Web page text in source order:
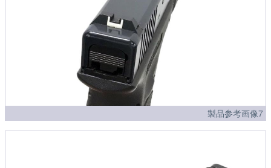
製品参考画像7